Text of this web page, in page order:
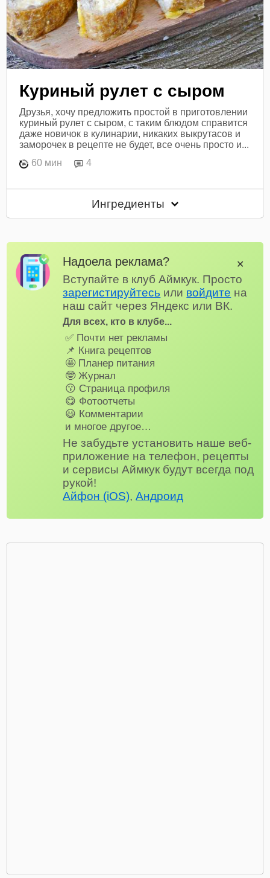
Куриный рулет с сыром
Друзья, хочу предложить простой в приготовлении
куриный рулет с сыром, с таким блюдом справится
даже новичок в кулинарии, никаких выкрутасов и
заморочек в рецепте не будет, все очень просто и...
60 мин
4
Ингредиенты
Надоела реклама?
Вступайте в клуб Аймкук. Просто
зарегистируйтесь или войдите на
наш сайт через Яндекс или ВК.
Для всех, кто в клубе...
✅ Почти нет рекламы
📌 Книга рецептов
🤩 Планер питания
🤓 Журнал
😗 Страница профиля
😋 Фотоотчеты
😃 Комментарии
и многое другое…
Не забудьте установить наше веб-
приложение на телефон, рецепты
и сервисы Аймкук будут всегда под
рукой!
Айфон (iOS),Андроид
✕